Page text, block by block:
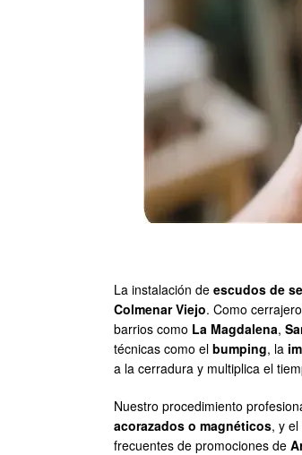
La instalación de escudos de
Colmenar Viejo. Como
barrios como La Magdalena,
técnicas como el bumping, la
a la cerradura y multiplica el
Nuestro procedimiento
acorazados o magnéticos, y
frecuentes de promociones de